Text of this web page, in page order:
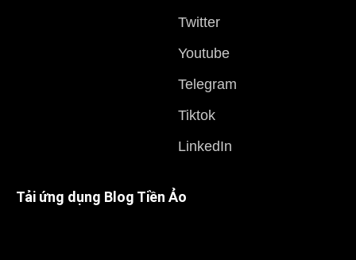
Twitter
Youtube
Telegram
Tiktok
LinkedIn
Tải ứng dụng Blog Tiền Ảo